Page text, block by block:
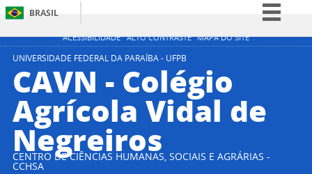
ACESSIBILIDADE ALTO CONTRASTE MAPA DO SITE
BRASIL
Simplifique!
Participe
Acesso à informação
Legislação
UNIVERSIDADE FEDERAL DA PARAÍBA - UFPB
CAVN - Colégio
Agrícola Vidal de
Negreiros
CENTRO DE CIÊNCIAS HUMANAS, SOCIAIS E AGRÁRIAS -
CCHSA